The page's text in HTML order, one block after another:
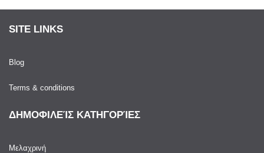
SITE LINKS
Blog
Terms & conditions
ΔΗΜΟΦΙΛΕΊΣ ΚΑΤΗΓΟΡΊΕΣ
Μελαχρινή